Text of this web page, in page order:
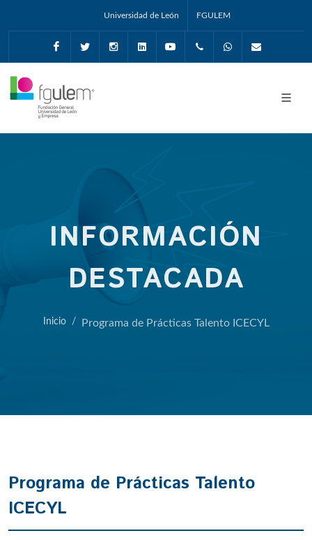
Universidad de León FGULEM
FacebookTwitter InstagramLinkedin Youtube +34987291651
Whatsapp
INFORMACIÓN
DESTACADA
Inicio Programa de Prácticas Talento ICECYL
Programa de Prácticas Talento
ICECYL